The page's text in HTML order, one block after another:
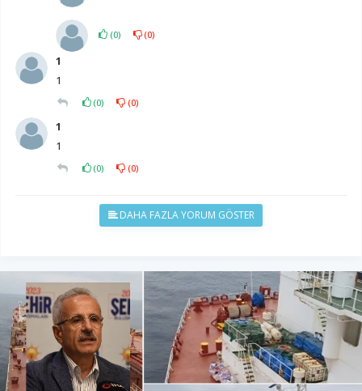
(0) (0)
1
1
(0) (0)
1
1
(0) (0)
DAHA FAZLA YORUM GÖSTER